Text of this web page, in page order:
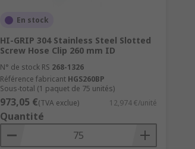
En stock
HI-GRIP 304 Stainless Steel Slotted
Screw Hose Clip 260 mm ID
N° de stock RS 268-1326
Référence fabricant HGS260BP
Sous-total (1 paquet de 75 unités)
973,05 €(TVA exclue) 12,974 €/unité
Quantité